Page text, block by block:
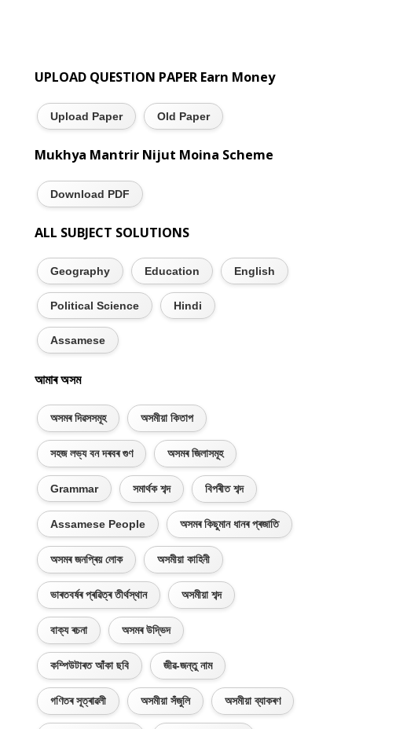
UPLOAD QUESTION PAPER Earn Money
Upload Paper Old Paper
Mukhya Mantrir Nijut Moina Scheme
Download PDF
ALL SUBJECT SOLUTIONS
Geography Education English
Political Science Hindi
Assamese
আমাৰ অসম
অসমৰ দিৱসসমূহ অসমীয়া কিতাপ
সহজ লভ্য বন দৰবৰ গুণ অসমৰ জিলাসমূহ
Grammar সমাৰ্থক শব্দ বিপৰীত শব্দ
Assamese People অসমৰ কিছুমান ধানৰ প্ৰজাতি
অসমৰ জনপ্ৰিয় লোক অসমীয়া কাহিনী
ভাৰতবৰ্ষৰ প্ৰৱিত্ৰ তীৰ্থস্থান অসমীয়া শব্দ
বাক্য ৰচনা অসমৰ উদ্ভিদ
কম্পিউটাৰত আঁকা ছবি জীৱ-জন্তু নাম
গণিতৰ সূত্ৰাৱলী অসমীয়া সঁজুলি অসমীয়া ব্যাকৰণ